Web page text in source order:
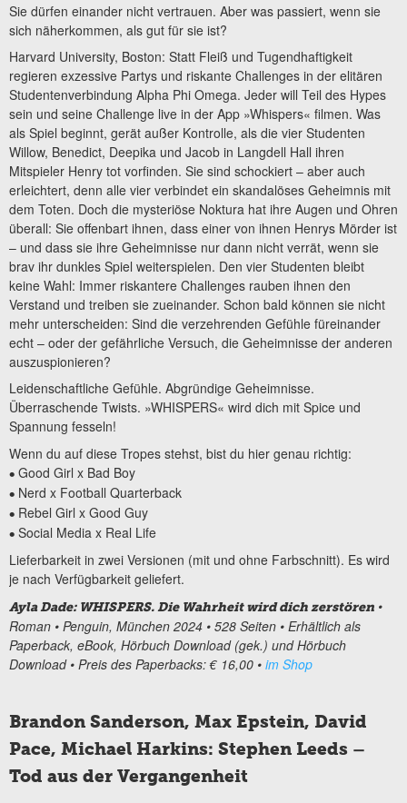
Sie dürfen einander nicht vertrauen. Aber was passiert, wenn sie
sich näherkommen, als gut für sie ist?
Harvard University, Boston: Statt Fleiß und Tugendhaftigkeit
regieren exzessive Partys und riskante Challenges in der elitären
Studentenverbindung Alpha Phi Omega. Jeder will Teil des Hypes
sein und seine Challenge live in der App »Whispers« filmen. Was
als Spiel beginnt, gerät außer Kontrolle, als die vier Studenten
Willow, Benedict, Deepika und Jacob in Langdell Hall ihren
Mitspieler Henry tot vorfinden. Sie sind schockiert – aber auch
erleichtert, denn alle vier verbindet ein skandalöses Geheimnis mit
dem Toten. Doch die mysteriöse Noktura hat ihre Augen und Ohren
überall: Sie offenbart ihnen, dass einer von ihnen Henrys Mörder ist
– und dass sie ihre Geheimnisse nur dann nicht verrät, wenn sie
brav ihr dunkles Spiel weiterspielen. Den vier Studenten bleibt
keine Wahl: Immer riskantere Challenges rauben ihnen den
Verstand und treiben sie zueinander. Schon bald können sie nicht
mehr unterscheiden: Sind die verzehrenden Gefühle füreinander
echt – oder der gefährliche Versuch, die Geheimnisse der anderen
auszuspionieren?
Leidenschaftliche Gefühle. Abgründige Geheimnisse.
Überraschende Twists. »WHISPERS« wird dich mit Spice und
Spannung fesseln!
Wenn du auf diese Tropes stehst, bist du hier genau richtig:
• Good Girl x Bad Boy
• Nerd x Football Quarterback
• Rebel Girl x Good Guy
• Social Media x Real Life
Lieferbarkeit in zwei Versionen (mit und ohne Farbschnitt). Es wird
je nach Verfügbarkeit geliefert.
Ayla Dade: WHISPERS. Die Wahrheit wird dich zerstören •
Roman • Penguin, München 2024 • 528 Seiten • Erhältlich als
Paperback, eBook, Hörbuch Download (gek.) und Hörbuch
Download • Preis des Paperbacks: € 16,00 • im Shop
Brandon Sanderson, Max Epstein, David
Pace, Michael Harkins: Stephen Leeds –
Tod aus der Vergangenheit